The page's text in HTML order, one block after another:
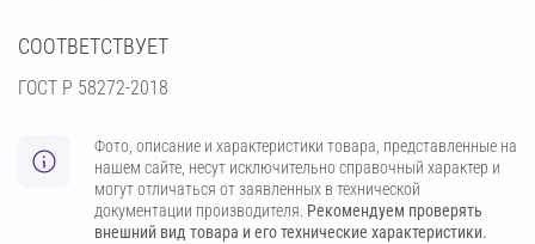
СООТВЕТСТВУЕТ
ГОСТ Р 58272-2018
Фото, описание и характеристики товара, представленные на
нашем сайте, несут исключительно справочный характер и
могут отличаться от заявленных в технической
документации производителя. Рекомендуем проверять
внешний вид товара и его технические характеристики.